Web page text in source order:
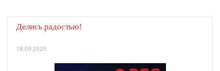
Делись радостью!
18.09.2025